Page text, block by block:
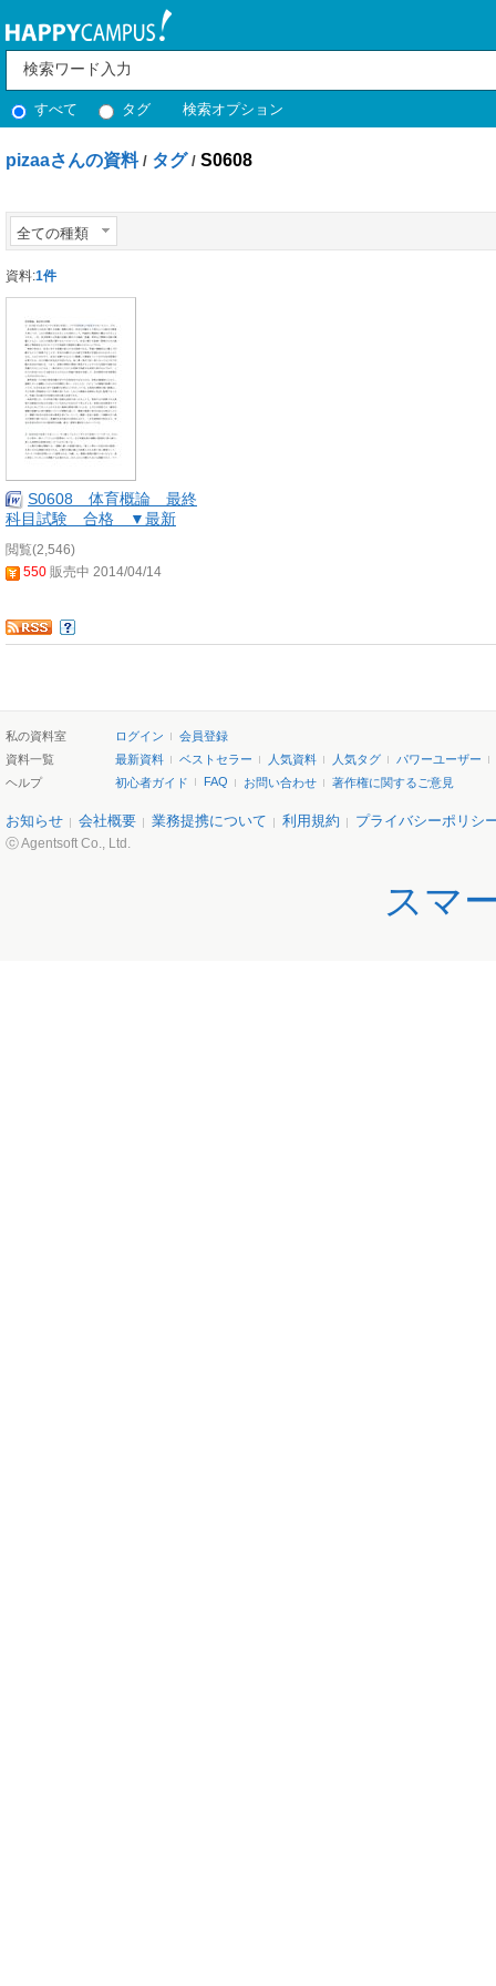
すべて タグ 検索オプション
pizaaさんの資料 / タグ / S0608
全ての種類
資料:1件
S0608 体育概論 最終
科目試験 合格 ▼最新
閲覧(2,546)
550 販売中 2014/04/14
私の資料室 ログイン
会員登録
資料一覧
最新資料 ベストセラー 人気資料 人気タグ
パワーユーザー
ヘルプ
初心者ガイド FAQ お問い合わせ 著作権に関するご意見
お知らせ 会社概要 業務提携について 利用規約 プライバシーポリシ
ⓒ Agentsoft Co., Ltd.
スマ